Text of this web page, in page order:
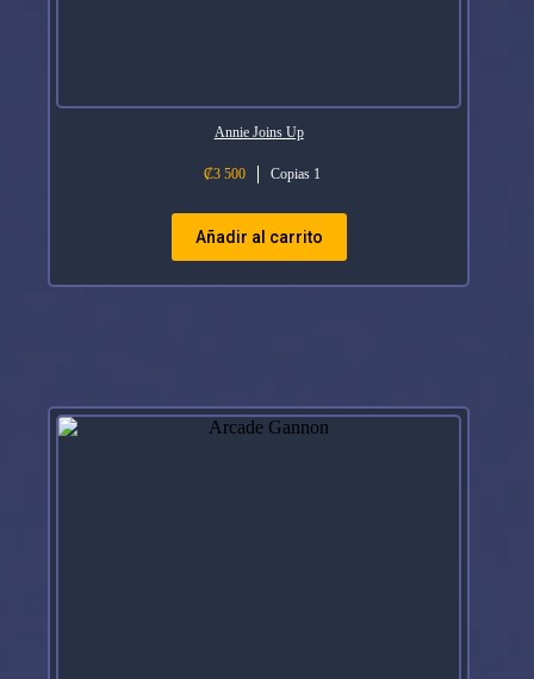
Annie Joins Up
₡3 500 Copias 1
Añadir al carrito